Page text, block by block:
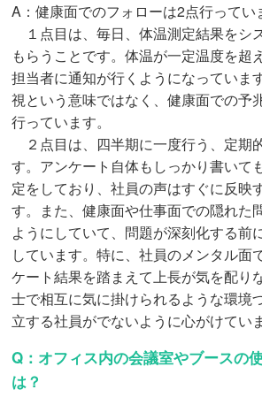
A：健康面でのフォローは2点行ってい
１点目は、毎日、体温測定結果をシ
もらうことです。体温が一定温度を超
担当者に通知が行くようになっていま
視という意味ではなく、健康面での予
行っています。
２点目は、四半期に一度行う、定期
す。アンケート自体もしっかり書いて
定をしており、社員の声はすぐに反映
す。また、健康面や仕事面での隠れた
ようにしていて、問題が深刻化する前
しています。特に、社員のメンタル面
ケート結果を踏まえて上長が気を配り
士で相互に気に掛けられるような環境
立する社員がでないように心がけていま
Q：オフィス内の会議室やブースの
は？